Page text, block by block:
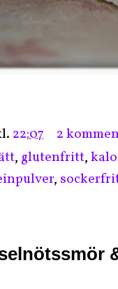
22:07
2
, glutenfritt,
,